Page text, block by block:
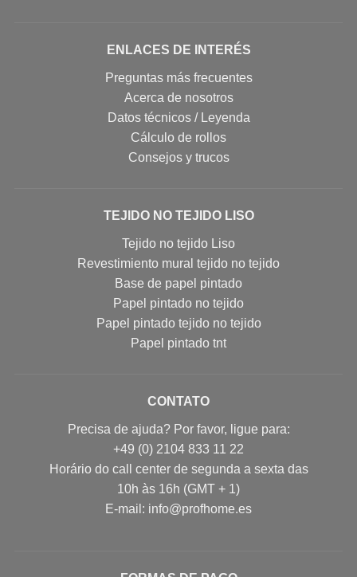
ENLACES DE INTERÉS
Preguntas más frecuentes
Acerca de nosotros
Datos técnicos / Leyenda
Cálculo de rollos
Consejos y trucos
TEJIDO NO TEJIDO LISO
Tejido no tejido Liso
Revestimiento mural tejido no tejido
Base de papel pintado
Papel pintado no tejido
Papel pintado tejido no tejido
Papel pintado tnt
CONTATO
Precisa de ajuda? Por favor, ligue para:
+49 (0) 2104 833 11 22
Horário do call center de segunda a sexta das
10h às 16h (GMT + 1)
E-mail: info@profhome.es